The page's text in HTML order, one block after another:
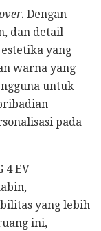
. Dengan
dan detail
yang
warna yang
untuk
pada
4 EV
yang lebih
ini,